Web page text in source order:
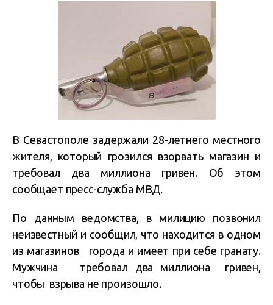
В Севастополе задержали 28-летнего местного
жителя, который грозился взорвать магазин и
требовал два миллиона гривен. Об этом
сообщает пресс-служба МВД.
По данным ведомства, в милицию позвонил
неизвестный и сообщил, что находится в одном
из магазинов города и имеет при себе гранату.
Мужчина требовал два миллиона гривен,
чтобы взрыва не произошло.